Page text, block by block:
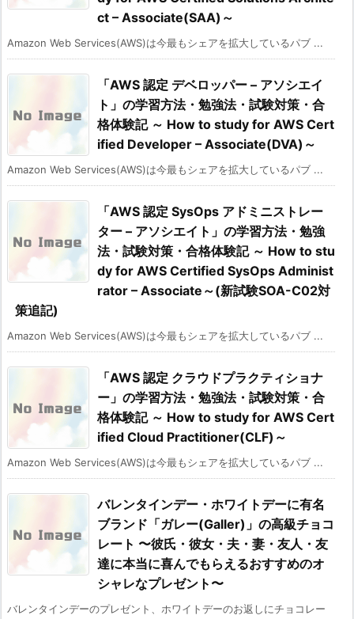
ct – Associate(SAA)～
Amazon Web Services(AWS)は今最もシェアを拡大しているパブ ...
「AWS 認定 デベロッパー – アソシエイ
ト」の学習方法・勉強法・試験対策・合
格体験記 ～ How to study for AWS Cert
ified Developer – Associate(DVA)～
Amazon Web Services(AWS)は今最もシェアを拡大しているパブ ...
「AWS 認定 SysOps アドミニストレー
ター – アソシエイト」の学習方法・勉強
法・試験対策・合格体験記 ～ How to stu
dy for AWS Certified SysOps Administ
rator – Associate～(新試験SOA-C02対
策追記)
Amazon Web Services(AWS)は今最もシェアを拡大しているパブ ...
「AWS 認定 クラウドプラクティショナ
ー」の学習方法・勉強法・試験対策・合
格体験記 ～ How to study for AWS Cert
ified Cloud Practitioner(CLF)～
Amazon Web Services(AWS)は今最もシェアを拡大しているパブ ...
バレンタインデー・ホワイトデーに有名
ブランド「ガレー(Galler)」の高級チョコ
レート 〜彼氏・彼女・夫・妻・友人・友
達に本当に喜んでもらえるおすすめのオ
シャレなプレゼント〜
バレンタインデーのプレゼント、ホワイトデーのお返しにチョコレー